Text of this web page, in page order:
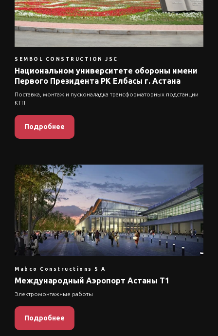
SEMBOL CONSTRUCTION JSC
Национальном университете обороны имени
Первого Президента РК Елбасы г. Астана
Поставка, монтаж и пусконаладка трансформаторных подстанции
КТП
Подробнее
Mabco Constructions S A
Международный Аэропорт Астаны Т1
Электромонтажные работы
Подробнее